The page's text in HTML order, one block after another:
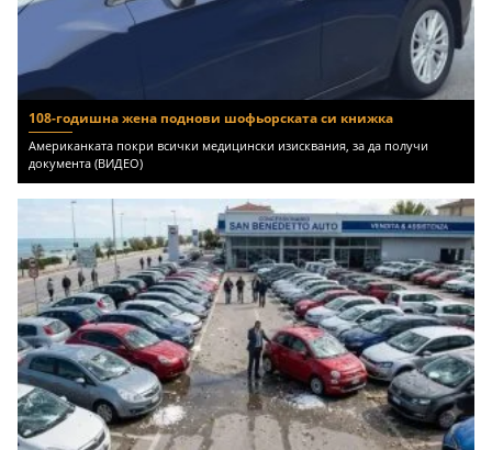
108-годишна жена поднови шофьорската си книжка
Американката покри всички медицински изисквания, за да получи
документа (ВИДЕО)